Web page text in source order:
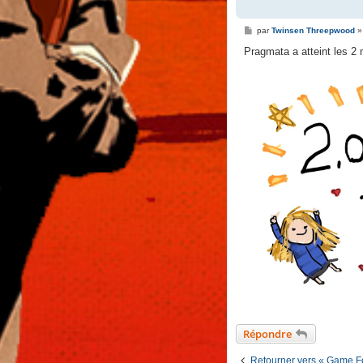
M
s
parTwinsen Threepwood»
Pragmata a atteint les 2
Répondre
Retourner vers « Game